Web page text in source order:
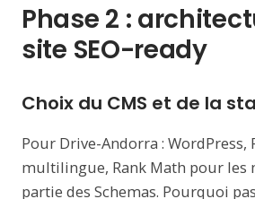
Phase 2 :
site SEO-ready
Choix du CMS et de la
Pour Drive-Andorra : WordPress,
multilingue, Rank Math pour les
partie des Schemas. Pourquoi